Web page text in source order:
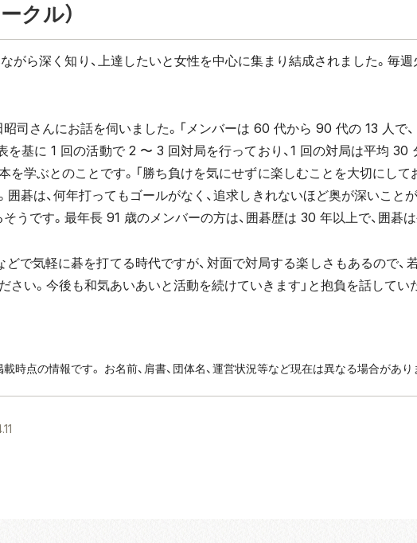
クル）
がら深く知り、上達したいと女性を中心に集まり結成されました。毎
司さんにお話を伺いました。「メンバーは 60 代から 90 代の 13 人で
を基に 1 回の活動で 2 〜 3 回対局を行っており、1 回の対局は平均 30
を学ぶとのことです。「勝ち負けを気にせずに楽しむことを大切にし
囲碁は、何年打ってもゴールがなく、追求しきれないほど奥が深いこと
うです。最年長 91 歳のメンバーの方は、囲碁歴は 30 年以上で、囲碁
どで気軽に碁を打てる時代ですが、対面で対局する楽しさもあるので
さい。今後も和気あいあいと活動を続けていきます」と抱負を話してい
時点の情報です。 お名前、肩書、団体名、運営状況等など現在は異なる場合があり